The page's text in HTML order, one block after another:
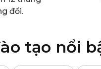
đổi.
tạo nổi